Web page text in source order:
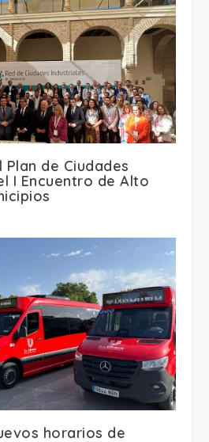
de Ciudades
I Encuentro de Alto
horarios de